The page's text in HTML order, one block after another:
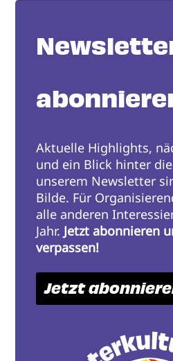
Aktuelle Highlights,
und ein Blick hinter
unserem Newsletter
Bilde. Für
alle anderen
Jahr. Jetzt abonnieren
verpassen!
Jetzt